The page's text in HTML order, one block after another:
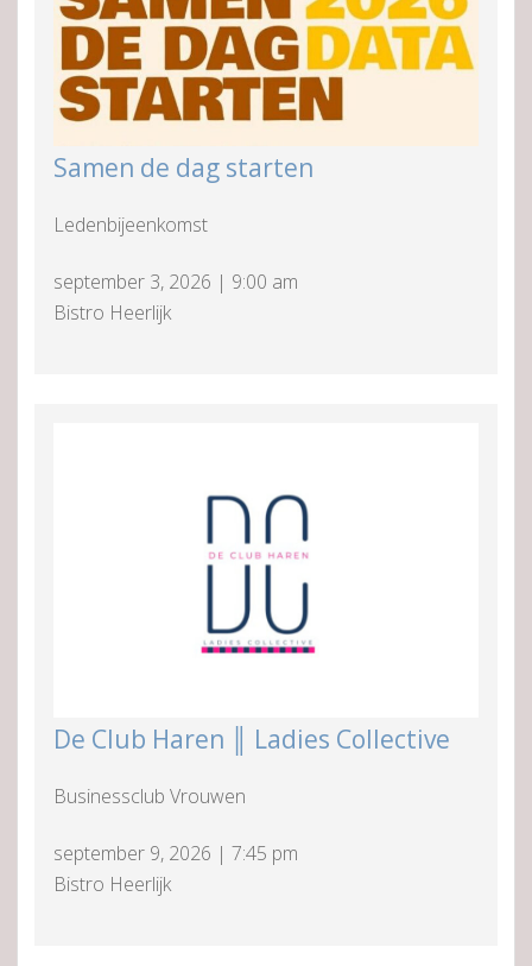
Samen de dag starten
Ledenbijeenkomst
september 3, 2026 | 9:00 am
Bistro Heerlijk
De Club Haren ║ Ladies Collective
Businessclub Vrouwen
september 9, 2026 | 7:45 pm
Bistro Heerlijk